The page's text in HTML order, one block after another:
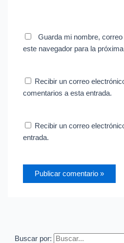
Guarda mi nombre,
este navegador para la
Recibir un correo
comentarios a esta entrada.
Recibir un correo
entrada.
Buscar por: